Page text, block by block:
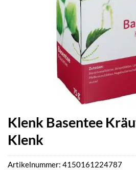
Klenk Basentee
Klenk
Artikelnummer: 4150161224787